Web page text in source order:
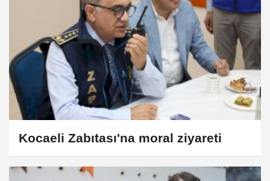
Kocaeli Zabıtası'na moral ziyareti